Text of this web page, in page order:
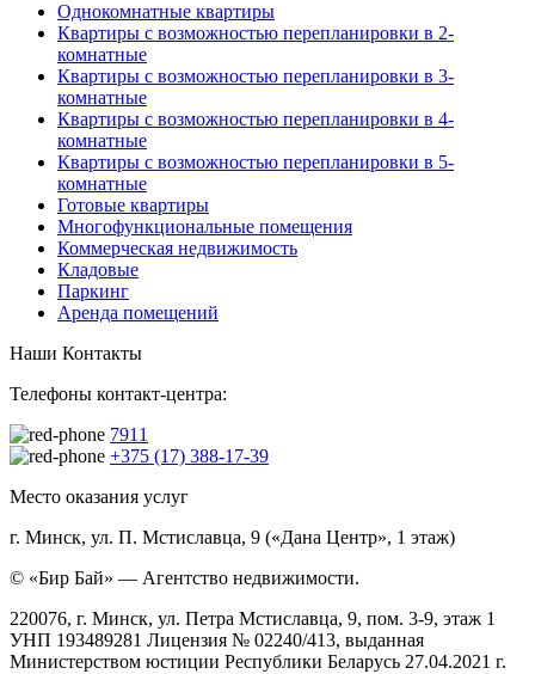
Однокомнатные квартиры
Квартиры с возможностью перепланировки в 2-
комнатные
Квартиры с возможностью перепланировки в 3-
комнатные
Квартиры с возможностью перепланировки в 4-
комнатные
Квартиры с возможностью перепланировки в 5-
комнатные
Готовые квартиры
Многофункциональные помещения
Коммерческая недвижимость
Кладовые
Паркинг
Аренда помещений
Наши Контакты
Телефоны контакт-центра:
7911
+375 (17) 388-17-39
Место оказания услуг
г. Минск, ул. П. Мстиславца, 9 («Дана Центр», 1 этаж)
© «Бир Бай» — Агентство недвижимости.
220076, г. Минск, ул. Петра Мстиславца, 9, пом. 3-9, этаж 1
УНП 193489281 Лицензия № 02240/413, выданная
Министерством юстиции Республики Беларусь 27.04.2021 г.